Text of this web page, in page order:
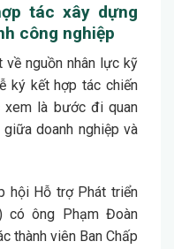
tác xây dựng
công nghiệp
nguồn nhân lực kỹ
ký kết hợp tác chiến
xem là bước đi quan
doanh nghiệp và
hội Hỗ trợ Phát triển
có ông
Phạm Đoàn
thành viên Ban Chấp